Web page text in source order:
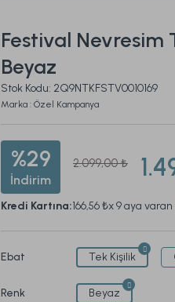
Festival Nevresim
Beyaz
Stok Kodu: 2Q9NTKFSTV0010169
Marka : Özel Kampanya
%29
İndirim
2.099,00 ₺
Kredi Kartına:166,56 ₺x 9 aya
Ebat Tek Kişilik
Renk Beyaz